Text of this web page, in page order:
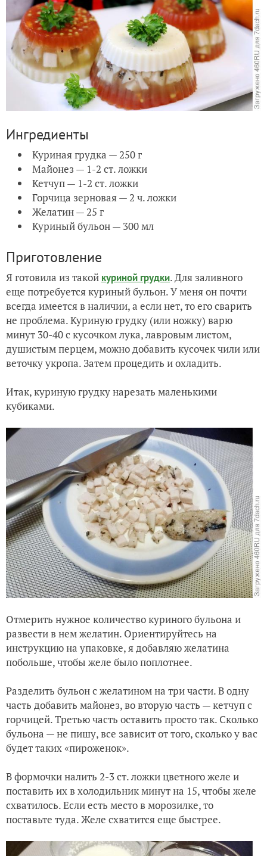
Ингредиенты
Куриная грудка — 250 г
Майонез — 1-2 ст. ложки
Кетчуп — 1-2 ст. ложки
Горчица зерновая — 2 ч. ложки
Желатин — 25 г
Куриный бульон — 300 мл
Приготовление
Я готовила из такой куриной грудки. Для заливного
еще потребуется куриный бульон. У меня он почти
всегда имеется в наличии, а если нет, то его сварить
не проблема. Куриную грудку (или ножку) варю
минут 30-40 с кусочком лука, лавровым листом,
душистым перцем, можно добавить кусочек чили или
веточку укропа. Затем процедить и охладить.
Итак, куриную грудку нарезать маленькими
кубиками.
Отмерить нужное количество куриного бульона и
развести в нем желатин. Ориентируйтесь на
инструкцию на упаковке, я добавляю желатина
побольше, чтобы желе было поплотнее.
Разделить бульон с желатином на три части. В одну
часть добавить майонез, во вторую часть — кетчуп с
горчицей. Третью часть оставить просто так. Сколько
бульона — не пишу, все зависит от того, сколько у вас
будет таких «пироженок».
В формочки налить 2-3 ст. ложки цветного желе и
поставить их в холодильник минут на 15, чтобы желе
схватилось. Если есть место в морозилке, то
поставьте туда. Желе схватится еще быстрее.